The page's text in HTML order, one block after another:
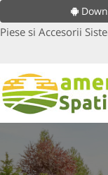
Piese si Accesorii